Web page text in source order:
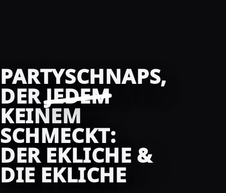
PARTYSCHNAPS,
DERJEDEM
KEINEM
SCHMECKT:
DER EKLICHE &
DIE EKLICHE